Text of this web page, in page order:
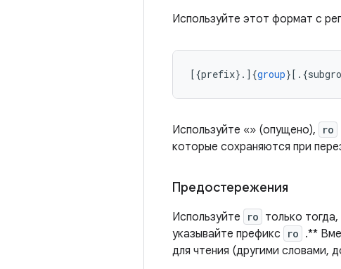
Используйте этот формат с
[{prefix}.]{group}[.{
Используйте «» (опущено), ro
которые сохраняются при
Предостережения
Используйте ro только
указывайте префикс
ro .**
для чтения (другими словами,